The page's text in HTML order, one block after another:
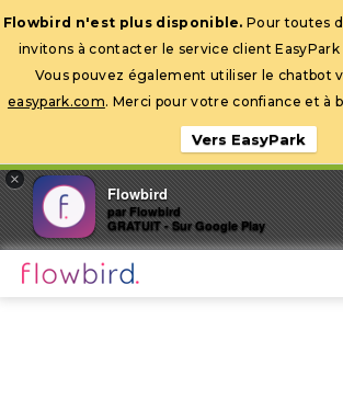
Ouvrir la barre
Flowbird n'est plus disponible. Pour toutes
invitons à contacter le service client EasyPark
Vous pouvez également utiliser le chatbot
easypark.com. Merci pour votre confiance et à
Vers EasyPark
×
Flowbird
par Flowbird
GRATUIT - Sur Google Play